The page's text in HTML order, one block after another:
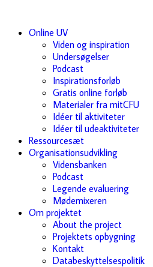
Online UV
Viden og inspiration
Undersøgelser
Podcast
Inspirationsforløb
Gratis online forløb
Materialer fra mitCFU
Idéer til aktiviteter
Idéer til udeaktiviteter
Ressourcesæt
Organisationsudvikling
Vidensbanken
Podcast
Legende evaluering
Mødemixeren
Om projektet
About the project
Projektets opbygning
Kontakt
Databeskyttelsespolitik